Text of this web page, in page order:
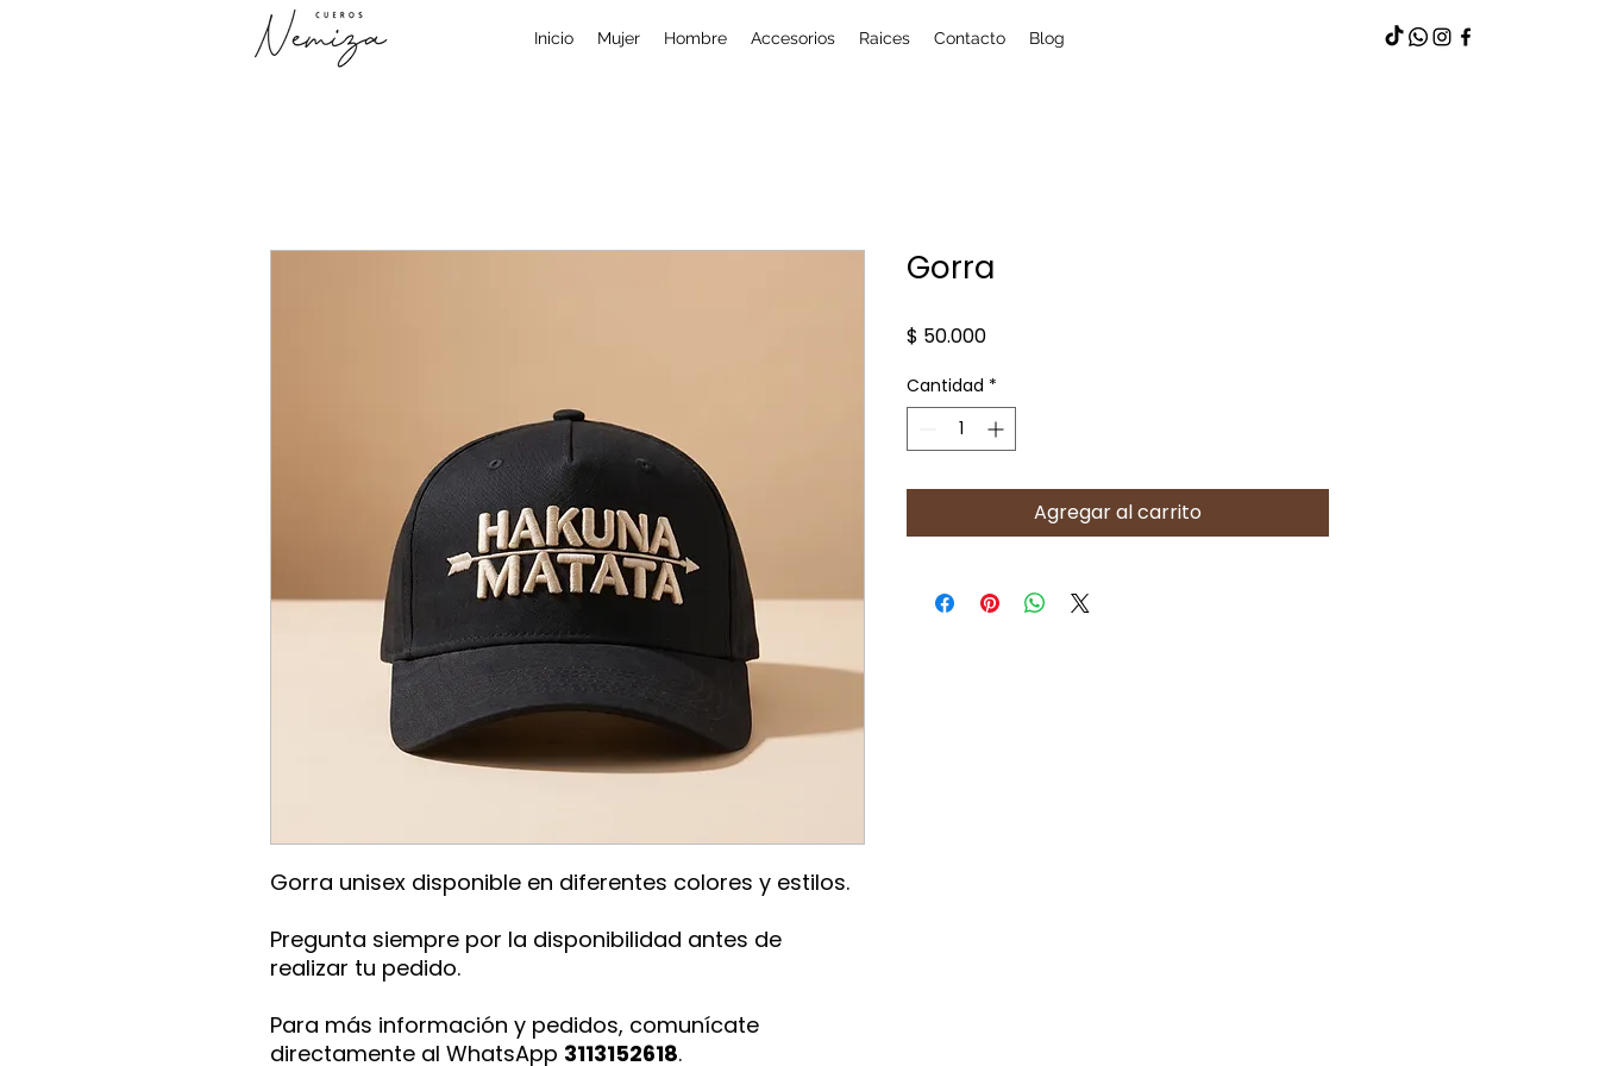
Inicio Mujer Hombre Accesorios Raices Contacto Blog
Gorra unisex disponible en diferentes colores y estilos.
Pregunta siempre por la disponibilidad antes de
realizar tu pedido.
Para más información y pedidos, comunícate
directamente al WhatsApp 3113152618.
Gorra
$ 50.000Precio
Cantidad *
Agregar al carrito